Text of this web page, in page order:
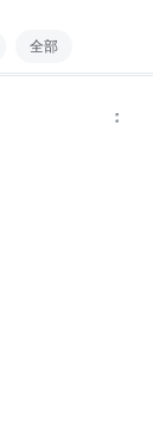
全部